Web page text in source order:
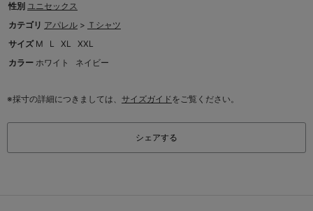
性別 ユニセックス
カテゴリ アパレル > Ｔシャツ
サイズ M L XL
XXL
カラー ホワイト ネイビー
※採寸の詳細につきましては、 サイズガイドをご覧ください。
シェアする